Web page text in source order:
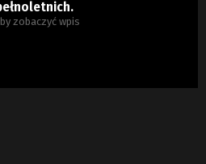
zobaczyć wpis